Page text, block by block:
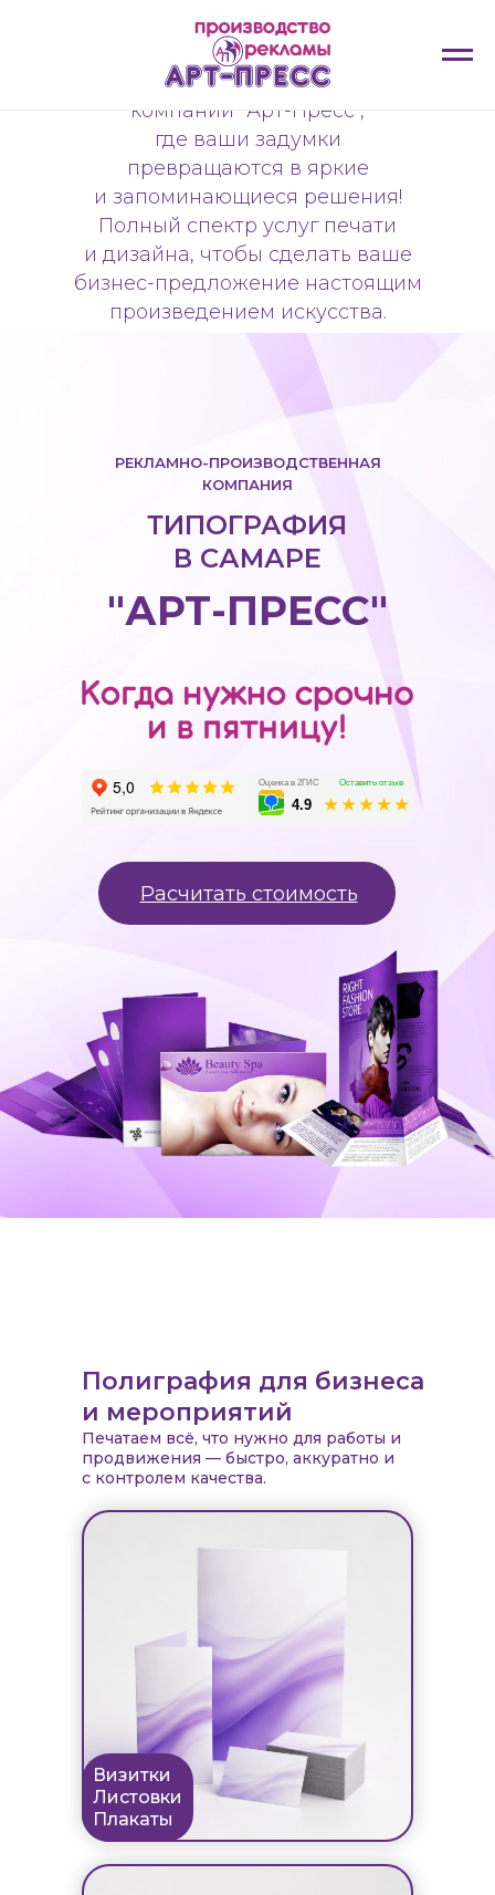
Приветствуем вас
в рекламно-производственной
компании "Арт-Пресс",
где ваши задумки
превращаются в яркие
и запоминающиеся решения!
Полный спектр услуг печати
и дизайна, чтобы сделать ваше
бизнес-предложение настоящим
произведением искусства.
РЕКЛАМНО-ПРОИЗВОДСТВЕННАЯ
КОМПАНИЯ
ТИПОГРАФИЯ
В САМАРЕ
"АРТ-ПРЕСС"
4.9 ★★★★★
Оценка в 2ГИС Оставить отзыв
Расчитать стоимость
Полиграфия для бизнеса
и мероприятий
Печатаем всё, что нужно для работы и
продвижения — быстро, аккуратно и
с контролем качества.
Визитки
Листовки
Плакаты